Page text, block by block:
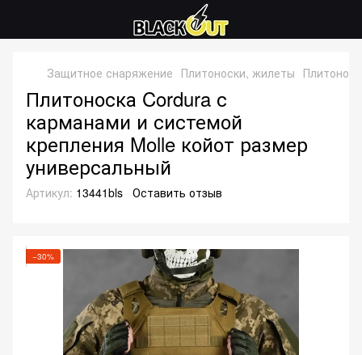
Защитное снаряжение Плитоноски, жилеты
Плитоноска Cordura с
карманами и системой
крепления Molle койот размер
универсальный
Артикул: 13441bls Оставить отзыв
−30%